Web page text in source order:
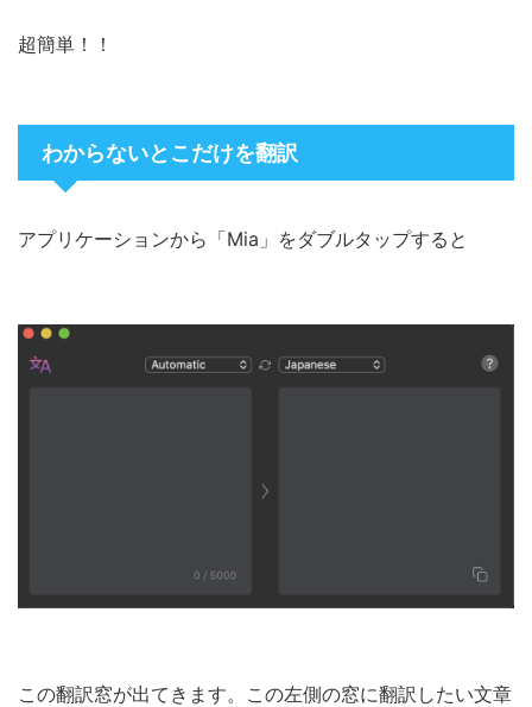
超簡単！！
わからないとこだけを翻訳
アプリケーションから「Mia」をダブルタップすると
この翻訳窓が出てきます。この左側の窓に翻訳したい文章